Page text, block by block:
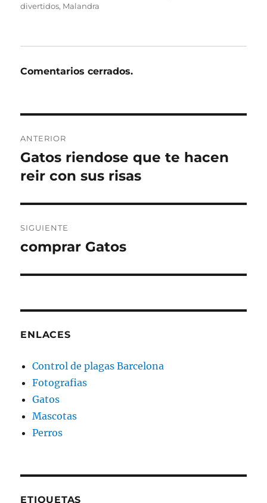
el
divertidos, Malandra
Comentarios cerrados.
de
entradas
ANTERIOR
Entrada
anterior:
Gatos riendose que te hacen
reir con sus risas
SIGUIENTE
Entrada
comprar Gatos
ENLACES
Control de plagas Barcelona
Fotografias
Gatos
Mascotas
Perros
ETIQUETAS